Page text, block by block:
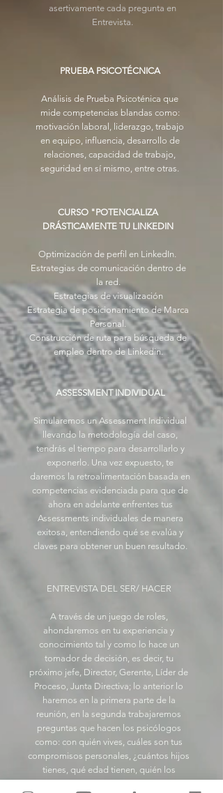
asertivamente cada pregunta en
Entrevista.
PRUEBA PSICOTÉCNICA
Análisis de Prueba Psicoténica que
mide competencias blandas como:
motivación laboral, liderazgo, trabajo
en equipo, influencia, desarrollo de
relaciones, capacidad de trabajo,
seguridad en sí mismo, entre otras.
CURSO "POTENCIALIZA
DRÁSTICAMENTE TU LINKEDIN
Optimización de perfil en LinkedIn.
Estrategias de comunicación dentro de
la red.
Estrategias de visualización
Estrategia de posicionamiento de Marca
Personal.
Construcción de ruta para búsqueda de
empleo dentro de Linkedin.
ASSESSMENT INDIVIDUAL
Simularemos un Assessment Individual
llevando la metodología del caso,
tendrás el tiempo para desarrollarlo y
exponerlo. Una vez expuesto, te
daremos la retroalimentación basada en
competencias evidenciada para que de
ahora en adelante enfrentes tus
Assessments individuales de manera
exitosa, entendiendo qué se evalúa y
claves para obtener un buen resultado.
ENTREVISTA DEL SER/ HACER
A través de un juego de roles,
ahondaremos en tu experiencia y
conocimiento tal y como lo hace un
tomador de decisión, es decir, tu
próximo jefe, Director, Gerente, Líder de
Proceso, Junta Directiva; lo anterior lo
haremos en la primera parte de la
reunión, en la segunda trabajaremos
preguntas que hacen los psicólogos
como: con quién vives, cuáles son tus
compromisos personales, ¿cuántos hijos
tienes, qué edad tienen, quién los